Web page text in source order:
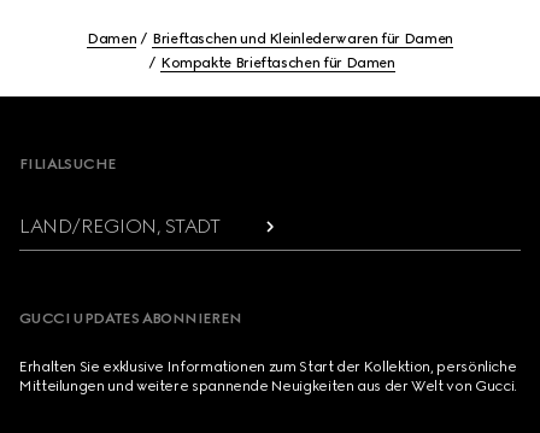
Damen
Brieftaschen und Kleinlederwaren für Damen
Kompakte Brieftaschen für Damen
FILIALSUCHE
LAND/REGION, STADT
GUCCI UPDATES ABONNIEREN
Erhalten Sie exklusive Informationen zum Start der Kollektion, persönliche
Mitteilungen und weitere spannende Neuigkeiten aus der Welt von Gucci.